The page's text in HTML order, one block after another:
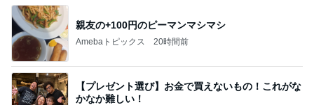
親友の+100円のピーマンマシマシ
Amebaトピックス 20時間前
【プレゼント選び】お金で買えないもの！これがな
かなか難しい！